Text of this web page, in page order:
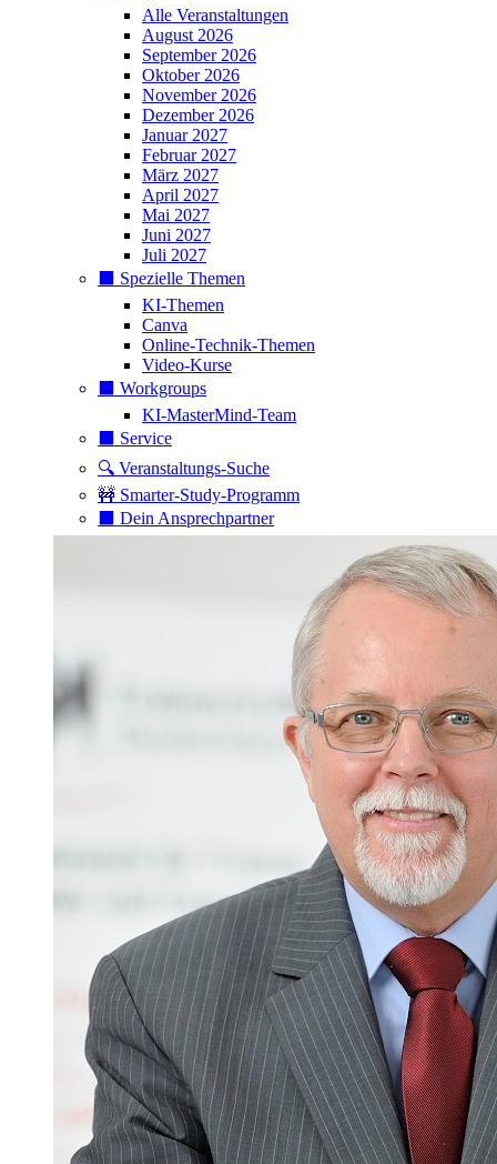
Alle Veranstaltungen
August 2026
September 2026
Oktober 2026
November 2026
Dezember 2026
Januar 2027
Februar 2027
März 2027
April 2027
Mai 2027
Juni 2027
Juli 2027
⬛️ Spezielle Themen
KI-Themen
Canva
Online-Technik-Themen
Video-Kurse
⬛️ Workgroups
KI-MasterMind-Team
⬛️ Service
🔍 Veranstaltungs-Suche
🚧 Smarter-Study-Programm
⬛️ Dein Ansprechpartner